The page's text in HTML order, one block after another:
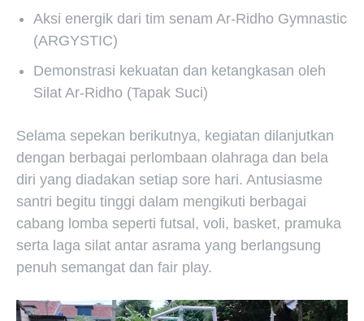
Aksi energik dari tim senam Ar-Ridho Gymnastic
(ARGYSTIC)
Demonstrasi kekuatan dan ketangkasan oleh
Silat Ar-Ridho (Tapak Suci)
Selama sepekan berikutnya, kegiatan dilanjutkan
dengan berbagai perlombaan olahraga dan bela
diri yang diadakan setiap sore hari. Antusiasme
santri begitu tinggi dalam mengikuti berbagai
cabang lomba seperti futsal, voli, basket, pramuka
serta laga silat antar asrama yang berlangsung
penuh semangat dan fair play.